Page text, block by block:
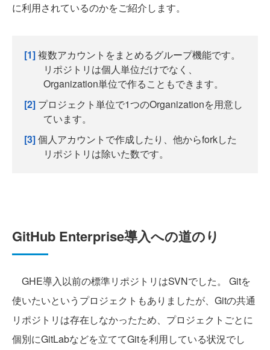
に利用されているのかをご紹介します。
[1]複数アカウントをまとめるグループ機能です。
リポジトリは個人単位だけでなく、
Organization単位で作ることもできます。
[2] プロジェクト単位で1つのOrganizationを用意し
ています。
[3]個人アカウントで作成したり、他からforkした
リポジトリは除いた数です。
GitHub Enterprise導入への道のり
GHE導入以前の標準リポジトリはSVNでした。 Gitを
使いたいというプロジェクトもありましたが、Gitの共通
リポジトリは存在しなかったため、プロジェクトごとに
個別にGitLabなどを立ててGitを利用している状況でし